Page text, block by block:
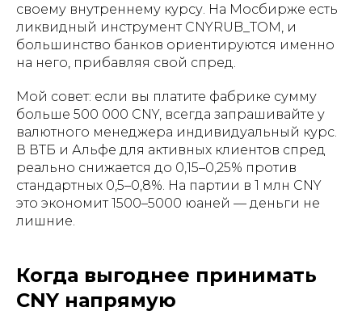
своему внутреннему курсу. На Мосбирже есть
ликвидный инструмент CNYRUB_TOM, и
большинство банков ориентируются именно
на него, прибавляя свой спред.
Мой совет: если вы платите фабрике сумму
больше 500 000 CNY, всегда запрашивайте у
валютного менеджера индивидуальный курс.
В ВТБ и Альфе для активных клиентов спред
реально снижается до 0,15–0,25% против
стандартных 0,5–0,8%. На партии в 1 млн CNY
это экономит 1500–5000 юаней — деньги не
лишние.
Когда выгоднее принимать
CNY напрямую